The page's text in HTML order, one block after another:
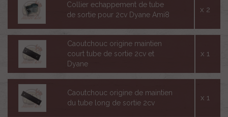
Collier echappement de tube
de sortie pour 2cv Dyane Ami8
x 2
Caoutchouc origine maintien
court tube de sortie 2cv et
Dyane
x 1
Caoutchouc origine de maintien
du tube long de sortie 2cv
x 1